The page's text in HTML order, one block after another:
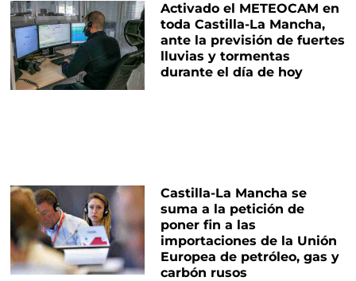
Activado el METEOCAM en
toda Castilla-La Mancha,
ante la previsión de fuertes
lluvias y tormentas
durante el día de hoy
Castilla-La Mancha se
suma a la petición de
poner fin a las
importaciones de la Unión
Europea de petróleo, gas y
carbón rusos